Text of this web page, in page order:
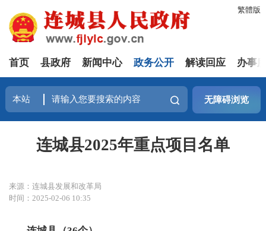
繁體版
首页 县政府 新闻中心 政务公开 解读回应 办事
无障碍浏览
连城县2025年重点项目名单
来源：连城县发展和改革局
时间：2025-02-06 10:35